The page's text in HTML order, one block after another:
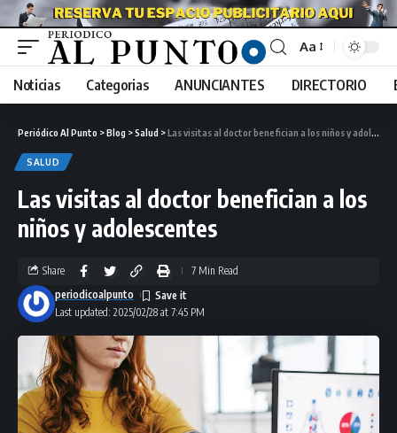
Aa
Noticias Categorias ANUNCIANTES DIRECTORIO
Periódico Al Punto >Blog >Salud >Las visitas al doctor benefician a los niños y adolescentes
SALUD
Las visitas al doctor benefician a los
niños y adolescentes
Last updated: 2025/02/28 at 7:45 PM
periodicoalpunto
Share 7 Min Read